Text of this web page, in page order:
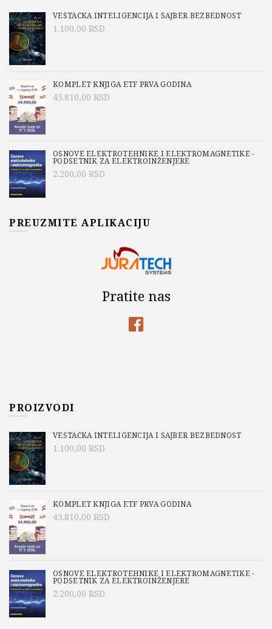
VEŠTAČKA INTELIGENCIJA I SAJBER BEZBEDNOST
1.100,00 RSD
KOMPLET KNJIGA ETF PRVA GODINA
45.810,00 RSD
OSNOVE ELEKTROTEHNIKE I ELEKTROMAGNETIKE -
PODSETNIK ZA ELEKTROINŽENJERE
2.200,00 RSD
PREUZMITE APLIKACIJU
Pratite nas
PROIZVODI
VEŠTAČKA INTELIGENCIJA I SAJBER BEZBEDNOST
1.100,00 RSD
KOMPLET KNJIGA ETF PRVA GODINA
45.810,00 RSD
OSNOVE ELEKTROTEHNIKE I ELEKTROMAGNETIKE -
PODSETNIK ZA ELEKTROINŽENJERE
2.200,00 RSD